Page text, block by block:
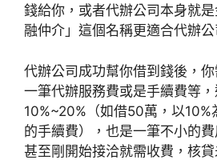
錢給你，或者代辦公司本身就
融仲介」這個名稱更適合代辦公
代辦公司成功幫你借到錢後，
一筆代辦服務費或是手續費等
10%~20%（如借50萬，以10%
的手續費），也是一筆不小的
甚至剛開始接洽就需收費，核